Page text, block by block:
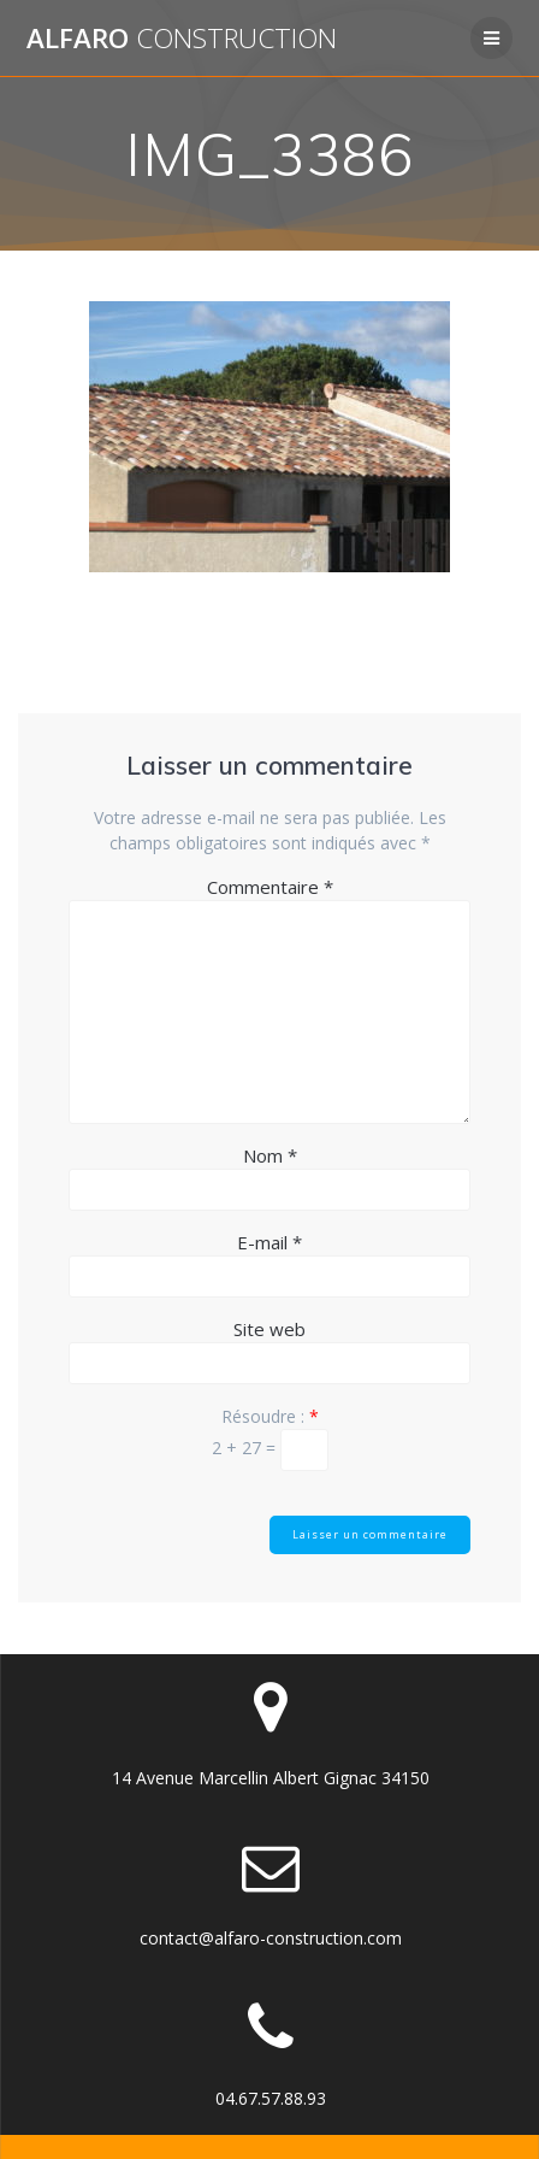
au
ALFARO CONSTRUCTION
IMG_3386
Laisser un commentaire
Votre adresse e-mail ne sera pas publiée. Les
champs obligatoires sont indiqués avec *
Commentaire *
Nom *
E-mail *
Site web
Résoudre : *
2 + 27 =
14 Avenue Marcellin Albert Gignac 34150
contact@alfaro-construction.com
04.67.57.88.93